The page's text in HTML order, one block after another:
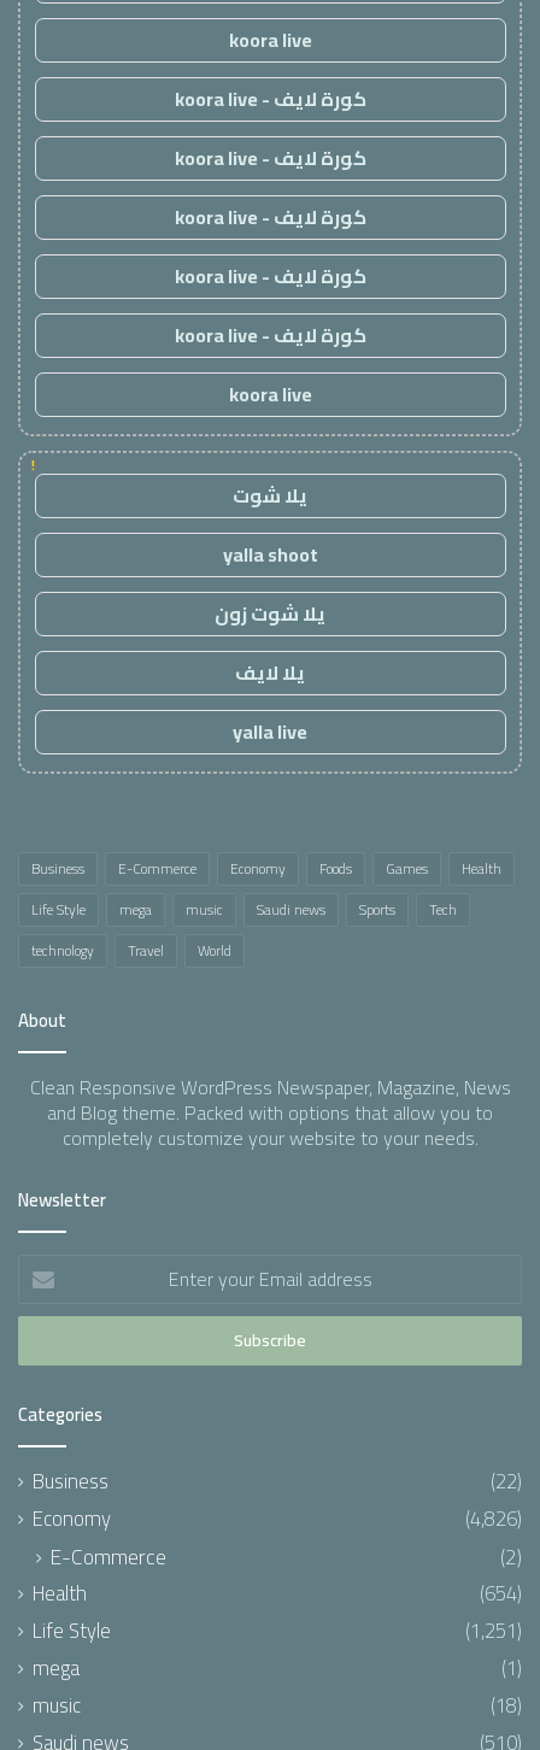
koora live
كورة لايف - koora live
كورة لايف - koora live
كورة لايف - koora live
كورة لايف - koora live
كورة لايف - koora live
koora live
!
يلا شوت
yalla shoot
يلا شوت زون
يلا لايف
yalla live
Business E-Commerce Economy Foods Games
Health
Life Style
mega music Saudi news Sports
Tech
technology
Travel World
About
Clean Responsive WordPress Newspaper, Magazine, News
and Blog theme. Packed with options that allow you to
completely customize your website to your needs.
Newsletter
Enter
your
Email
Categories
Business
(22)
Economy
(4,826)
E-Commerce (2)
Health
(654)
Life Style
(1,251)
mega
(1)
music
(18)
Saudi news
(510)